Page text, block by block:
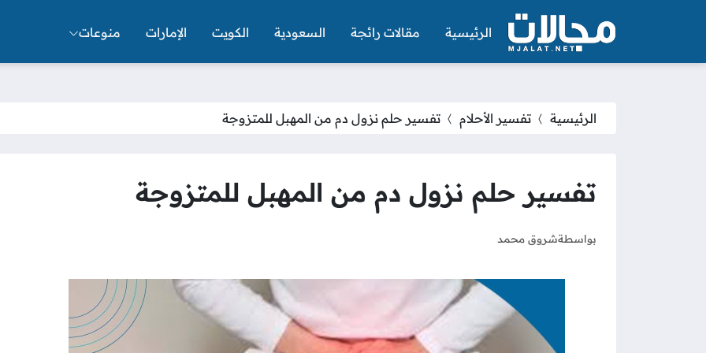
الرئيسية مقالات رائجة السعودية الكويت الإمارات منوعات
الرئيسية تفسير الأحلام تفسير حلم نزول دم من المهبل للمتزوجة
تفسير حلم نزول دم من المهبل للمتزوجة
بواسطةشروق محمد